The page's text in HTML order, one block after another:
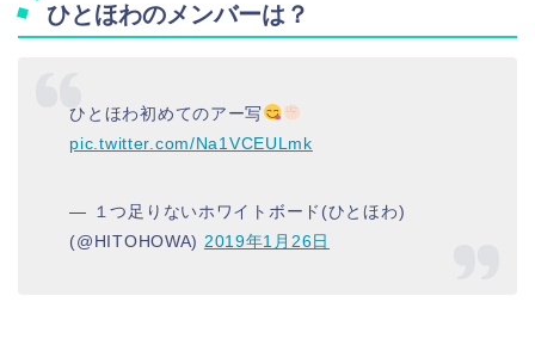
ひとほわのメンバーは？
ひとほわ初めてのアー写
pic.twitter.com/Na1VCEULmk
— １つ足りないホワイトボード(ひとほわ)
(@HITOHOWA) 2019年1月26日